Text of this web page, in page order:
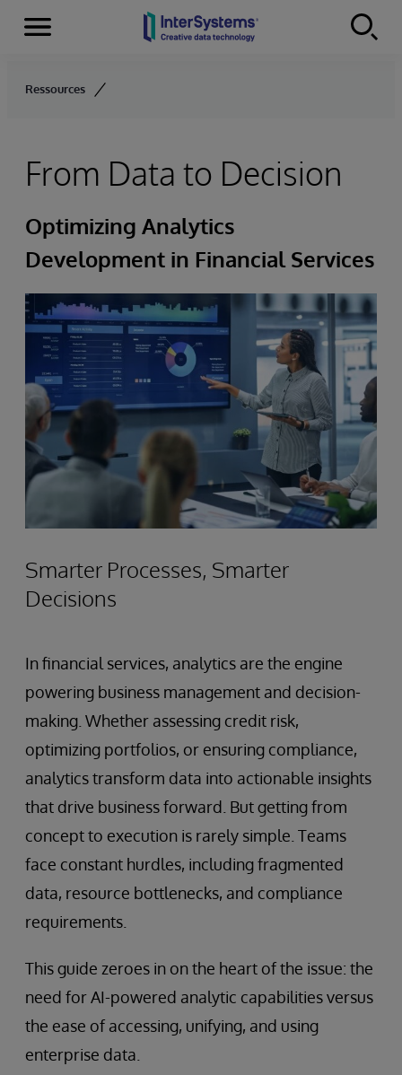
Skip to content
Menu
Ressources
From Data to Decision
Optimizing Analytics
Development in Financial Services
Smarter Processes, Smarter
Decisions
In financial services, analytics are the engine
powering business management and decision-
making. Whether assessing credit risk,
optimizing portfolios, or ensuring compliance,
analytics transform data into actionable insights
that drive business forward. But getting from
concept to execution is rarely simple. Teams
face constant hurdles, including fragmented
data, resource bottlenecks, and compliance
requirements.
This guide zeroes in on the heart of the issue: the
need for AI-powered analytic capabilities versus
the ease of accessing, unifying, and using
enterprise data.